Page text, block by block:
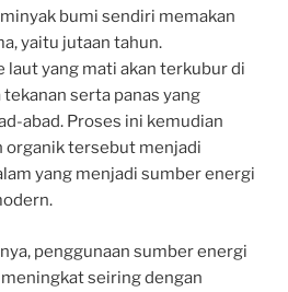
bumi sendiri memakan
yaitu jutaan tahun.
laut yang mati akan terkubur di
serta panas yang
abad. Proses ini kemudian
organik tersebut menjadi
yang menjadi sumber energi
penggunaan sumber energi
seiring dengan